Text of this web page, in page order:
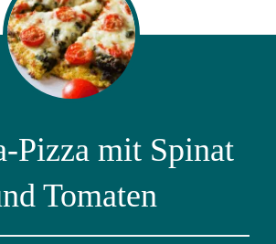
Pizza mit Spinat
Tomaten